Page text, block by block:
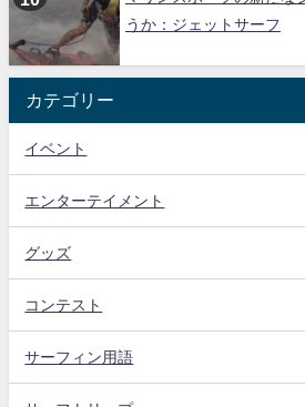
うか：ジェットサーフ
カテゴリー
イベント
エンターテイメント
グッズ
コンテスト
サーフィン用語